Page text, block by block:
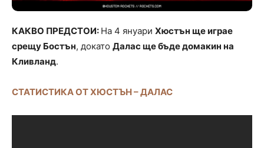
КАКВО ПРЕДСТОИ: На 4 януари Хюстън ще играе
срещу Бостън, докато Далас ще бъде домакин на
Кливланд.
СТАТИСТИКА ОТ ХЮСТЪН – ДАЛАС